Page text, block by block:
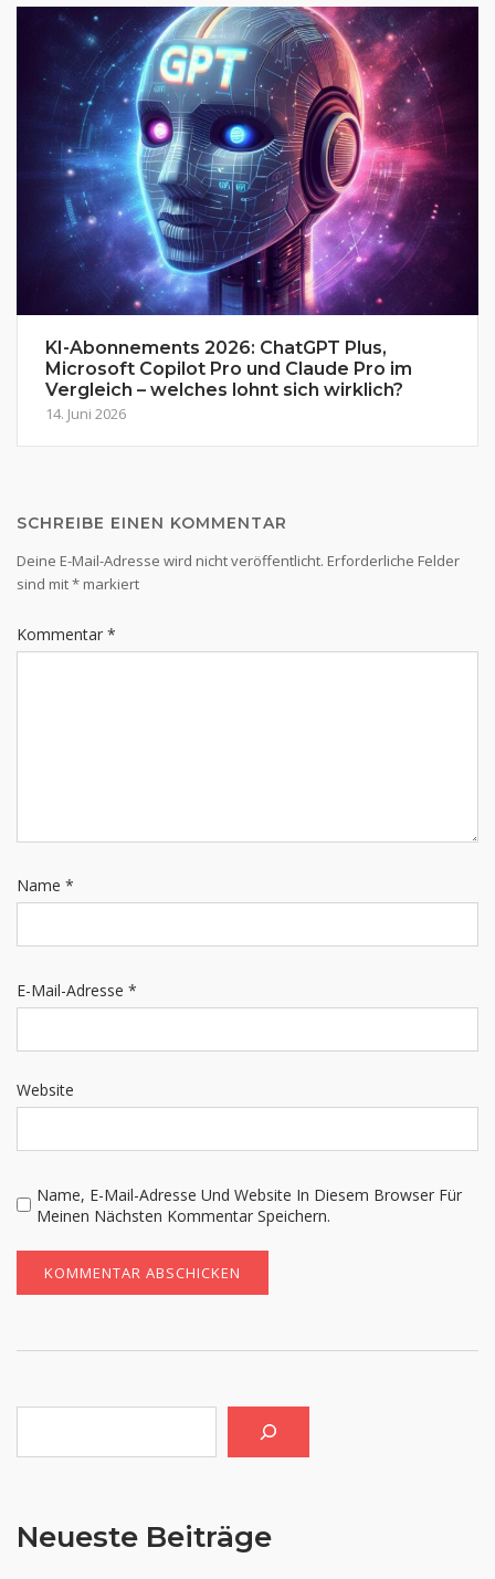
KI-Abonnements 2026: ChatGPT Plus,
Microsoft Copilot Pro und Claude Pro im
Vergleich – welches lohnt sich wirklich?
14. Juni 2026
SCHREIBE EINEN KOMMENTAR
Deine E-Mail-Adresse wird nicht veröffentlicht. Erforderliche Felder
sind mit* markiert
Kommentar *
Name *
E-Mail-Adresse *
Website
Name, E-Mail-Adresse Und Website In Diesem Browser Für
Meinen Nächsten Kommentar Speichern.
Neueste Beiträge